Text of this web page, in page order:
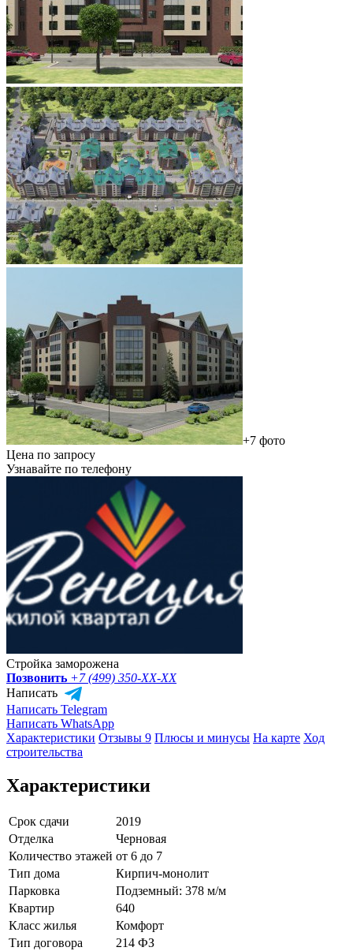
+7 фото
Цена по запросу
Узнавайте по телефону
Стройка заморожена
Позвонить +7 (499) 350-XX-XX
Написать
Написать Telegram
Написать WhatsApp
Характеристики Отзывы 9 Плюсы и минусы На карте Ход
строительства
Характеристики
Срок сдачи
2019
Отделка
Черновая
Количество этажей от 6 до 7
Тип дома
Кирпич-монолит
Парковка
Подземный: 378 м/м
Квартир
640
Класс жилья
Комфорт
Тип договора
214 ФЗ